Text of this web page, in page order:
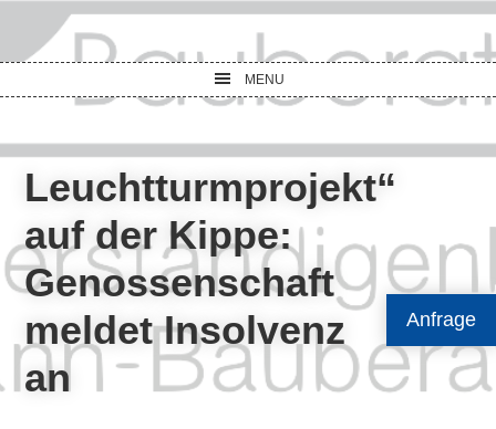
Anfrage
MENU
Leuchtturmprojekt“
auf der Kippe:
Genossenschaft
meldet Insolvenz
an